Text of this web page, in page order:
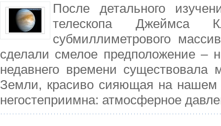
После детального
телескопа Джеймса
субмиллиметрового
сделали смелое предположение –
недавнего времени
Земли, красиво сияющая на
негостеприимна: атмосферное